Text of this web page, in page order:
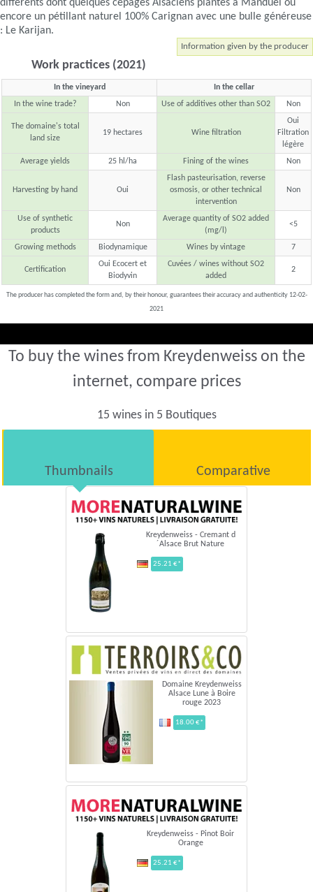
différents dont quelques cépages Alsaciens plantés à Manduel ou
encore un pétillant naturel 100% Carignan avec une bulle généreuse
: Le Karijan.
Information given by the producer
Work practices (2021)
In the vineyard
In the cellar
In the wine trade?
Non Use of additives other than SO2 Non
The domaine's total
land size
19 hectares Wine filtration
Oui
Filtration
légère
Average yields
25 hl/ha Fining of the wines Non
Harvesting by hand Oui
Flash pasteurisation, reverse
osmosis, or other technical
intervention
Non
Use of synthetic
products
Non
Average quantity of SO2 added
(mg/l)
<5
Growing methods Biodynamique Wines by vintage 7
Certification
Oui Ecocert et
Biodyvin
Cuvées / wines without SO2
added
2
The producer has completed the form and, by their honour, guarantees their accuracy and authenticity 12-02-
2021
To buy the wines from Kreydenweiss on the
internet, compare prices
15 wines in 5 Boutiques
Thumbnails Comparative
Kreydenweiss - Cremant d
´Alsace Brut Nature
25.21 €*
Domaine Kreydenweiss
Alsace Lune à Boire
rouge 2023
18.00 €*
Kreydenweiss - Pinot Boir
Orange
25.21 €*